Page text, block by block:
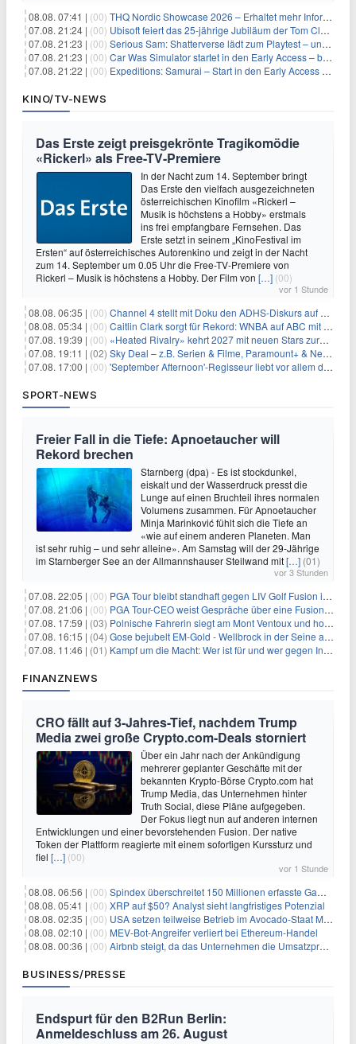
08.08. 07:41 | (00) THQ Nordic Showcase 2026 – Erhaltet mehr Informationen
07.08. 21:24 | (00) Ubisoft feiert das 25-jährige Jubiläum der Tom Clancy’s Ghost Recon-Reihe
07.08. 21:23 | (00) Serious Sam: Shatterverse lädt zum Playtest – und erscheint schon bald!
07.08. 21:23 | (00) Car Was Simulator startet in den Early Access – bald gehts los!
07.08. 21:22 | (00) Expeditions: Samurai – Start in den Early Access ab heute im feudalen Japan
KINO/TV-NEWS
Das Erste zeigt preisgekrönte Tragikomödie
«Rickerl» als Free-TV-Premiere
In der Nacht zum 14. September bringt
Das Erste den vielfach ausgezeichneten
österreichischen Kinofilm «Rickerl –
Musik is höchstens a Hobby» erstmals
ins frei empfangbare Fernsehen. Das
Erste setzt in seinem „KinoFestival im
Ersten“ auf österreichisches Autorenkino und zeigt in der Nacht
zum 14. September um 0.05 Uhr die Free-TV-Premiere von
Rickerl – Musik is höchstens a Hobby. Der Film von […] (00)
vor 1 Stunde
08.08. 06:35 | (00) Channel 4 stellt mit Doku den ADHS-Diskurs auf den Prüfstand
08.08. 05:34 | (00) Caitlin Clark sorgt für Rekord: WNBA auf ABC mit 2,5 Millionen Zuschauern
07.08. 19:39 | (00) «Heated Rivalry» kehrt 2027 mit neuen Stars zurück
07.08. 19:11 | (02) Sky Deal – z.B. Serien & Filme, Paramount+ & Netflix für 19,99€/Monat
07.08. 17:00 | (00) 'September Afternoon'-Regisseur liebt vor allem die 'Banalität' in seinen Filmen
SPORT-NEWS
Freier Fall in die Tiefe: Apnoetaucher will
Rekord brechen
Starnberg (dpa) - Es ist stockdunkel,
eiskalt und der Wasserdruck presst die
Lunge auf einen Bruchteil ihres normalen
Volumens zusammen. Für Apnoetaucher
Minja Marinković fühlt sich die Tiefe an
«wie auf einem anderen Planeten. Man
ist sehr ruhig – und sehr alleine». Am Samstag will der 29-Jährige
im Starnberger See an der Allmannshauser Steilwand mit[…] (01)
vor 3 Stunden
07.08. 22:05 | (00) PGA Tour bleibt standhaft gegen LIV Golf Fusion in einem sich wandelnden Sportumfeld
07.08. 21:06 | (00) PGA Tour-CEO weist Gespräche über eine Fusion mit LIV Golf zurück und bekräftigt die Wettbewerbslandschaft
07.08. 17:59 | (03) Polnische Fahrerin siegt am Mont Ventoux und holt Tour-Gelb
07.08. 16:15 | (04) Gose bejubelt EM-Gold - Wellbrock in der Seine ausgebremst
07.08. 11:46 | (01) Kampf um die Macht: Wer ist für und wer gegen Infantino?
FINANZNEWS
CRO fällt auf 3-Jahres-Tief, nachdem Trump
Media zwei große Crypto.com-Deals storniert
Über ein Jahr nach der Ankündigung
mehrerer geplanter Geschäfte mit der
bekannten Krypto-Börse Crypto.com hat
Trump Media, das Unternehmen hinter
Truth Social, diese Pläne aufgegeben.
Der Fokus liegt nun auf anderen internen
Entwicklungen und einer bevorstehenden Fusion. Der native
Token der Plattform reagierte mit einem sofortigen Kurssturz und
fiel […] (00)
vor 1 Stunde
08.08. 06:56 | (00) Spindex überschreitet 150 Millionen erfasste Gaming-Ereignisse in Echtzeit-Datenpipeline
08.08. 05:41 | (00) XRP auf $50? Analyst sieht langfristiges Potenzial
08.08. 02:35 | (00) USA setzen teilweise Betrieb im Avocado-Staat Michoacán in Mexiko wieder in Gang
08.08. 02:10 | (00) MEV-Bot-Angreifer verliert bei Ethereum-Handel
08.08. 00:36 | (00) Airbnb steigt, da das Unternehmen die Umsatzprognose anhebt und starkes Wachstum signalisiert
BUSINESS/PRESSE
Endspurt für den B2Run Berlin:
Anmeldeschluss am 26. August